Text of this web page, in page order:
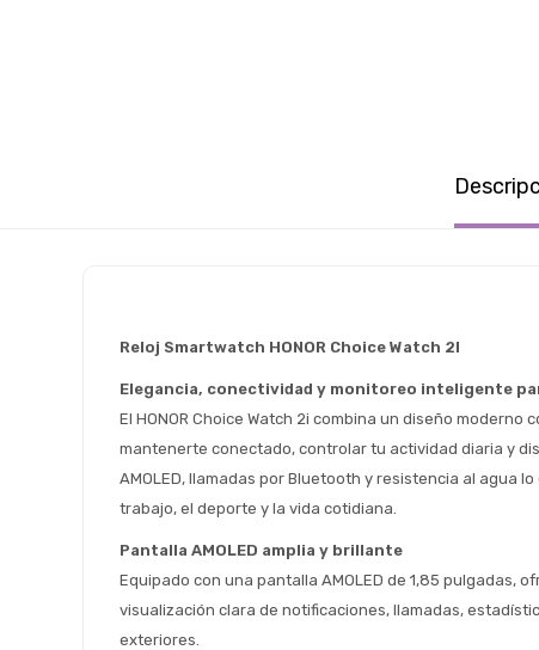
Reloj Smartwatch HONOR Choice Watch 2I
Elegancia, conectividad y monitoreo inteligente
El HONOR Choice Watch 2i combina un diseño
mantenerte conectado, controlar tu actividad diaria y
AMOLED, llamadas por Bluetooth y resistencia al agua
trabajo, el deporte y la vida cotidiana.
Pantalla AMOLED amplia y brillante
Equipado con una pantalla AMOLED de 1,85 pulgadas,
visualización clara de notificaciones, llamadas,
exteriores.
Comprá
Después,
cuotas y sin